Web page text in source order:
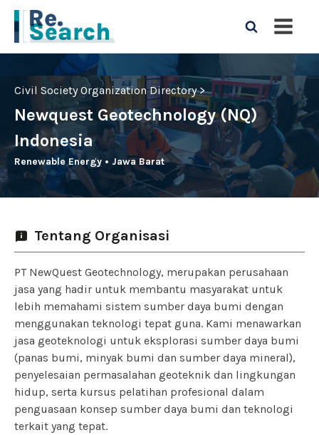
Civil Society Organization Directory >
Newquest Geotechnology (NQ)
Indonesia
Renewable Energy • Jawa Barat
Tentang Organisasi
PT NewQuest Geotechnology, merupakan perusahaan
jasa yang hadir untuk membantu masyarakat untuk
lebih memahami sistem sumber daya bumi dengan
menggunakan teknologi tepat guna. Kami menawarkan
jasa geoteknologi untuk eksplorasi sumber daya bumi
(panas bumi, minyak bumi dan sumber daya mineral),
penyelesaian permasalahan geoteknik dan lingkungan
hidup, serta kursus pelatihan profesional dalam
penguasaan konsep sumber daya bumi dan teknologi
terkait yang tepat.